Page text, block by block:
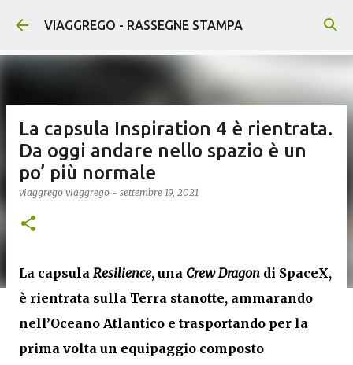
Passa ai contenuti principali
VIAGGREGO - RASSEGNE STAMPA
La capsula Inspiration 4 è rientrata.
Da oggi andare nello spazio è un
po’ più normale
viaggrego viaggrego - settembre 19, 2021
La capsula Resilience, una Crew Dragon di SpaceX,
è rientrata sulla Terra stanotte, ammarando
nell’Oceano Atlantico e trasportando per la
prima volta un equipaggio composto